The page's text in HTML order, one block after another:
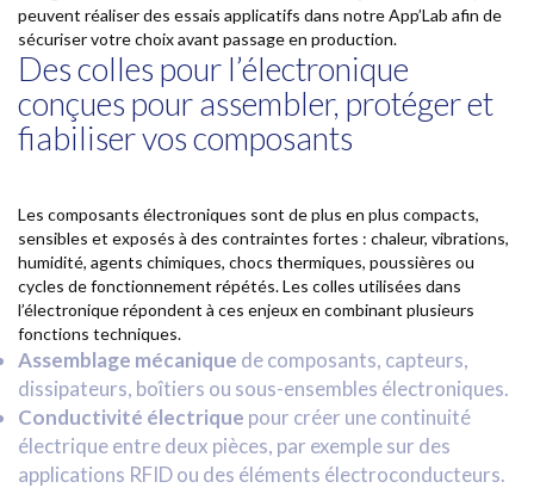
Dosage
Nos services
Actualités
NOUS CONTACTER
peuvent réaliser des essais applicatifs dans notre App’Lab afin de
sécuriser votre choix avant passage en production.
Des colles pour l’électronique
conçues pour assembler, protéger et
fiabiliser vos composants
Les composants électroniques sont de plus en plus compacts,
sensibles et exposés à des contraintes fortes : chaleur, vibrations,
humidité, agents chimiques, chocs thermiques, poussières ou
cycles de fonctionnement répétés. Les colles utilisées dans
l’électronique répondent à ces enjeux en combinant plusieurs
fonctions techniques.
Assemblage mécanique de composants, capteurs,
dissipateurs, boîtiers ou sous-ensembles électroniques.
Conductivité électrique pour créer une continuité
électrique entre deux pièces, par exemple sur des
applications RFID ou des éléments électroconducteurs.